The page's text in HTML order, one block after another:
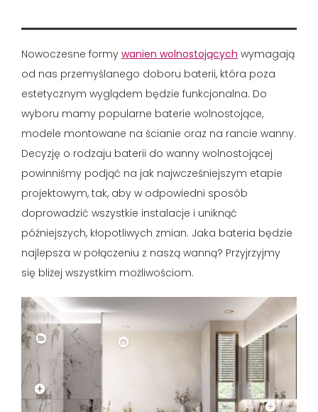
Nowoczesne formy wanien wolnostojących wymagają
od nas przemyślanego doboru baterii, która poza
estetycznym wyglądem będzie funkcjonalna. Do
wyboru mamy popularne baterie wolnostojące,
modele montowane na ścianie oraz na rancie wanny.
Decyzję o rodzaju baterii do wanny wolnostojącej
powinniśmy podjąć na jak najwcześniejszym etapie
projektowym, tak, aby w odpowiedni sposób
doprowadzić wszystkie instalacje i uniknąć
późniejszych, kłopotliwych zmian. Jaka bateria będzie
najlepsza w połączeniu z naszą wanną? Przyjrzyjmy
się bliżej wszystkim możliwościom.